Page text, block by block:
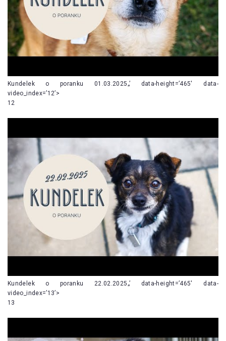
Kundelek o poranku 01.03.2025„’ data-height=’465′ data-
video_index=’12’>
12
Kundelek o poranku 22.02.2025„’ data-height=’465′ data-
video_index=’13’>
13